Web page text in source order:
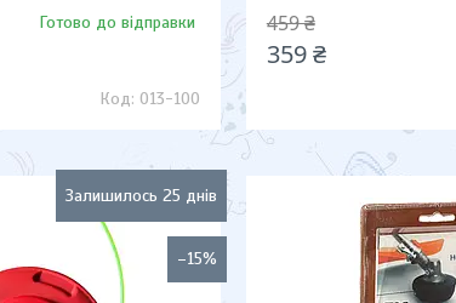
Готово до відправки
013-100
459 ₴
359 ₴
–15%
Залишилось 25 днів